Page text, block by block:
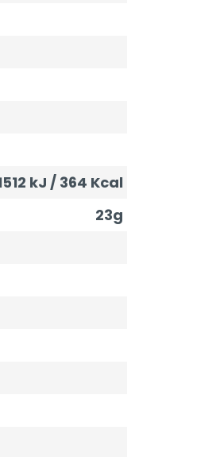
kJ / 364 Kcal
23g